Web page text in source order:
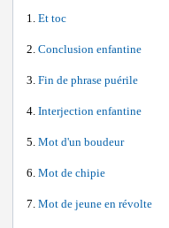
Et toc
Conclusion enfantine
Fin de phrase puérile
Interjection enfantine
Mot d'un boudeur
Mot de chipie
Mot de jeune en révolte